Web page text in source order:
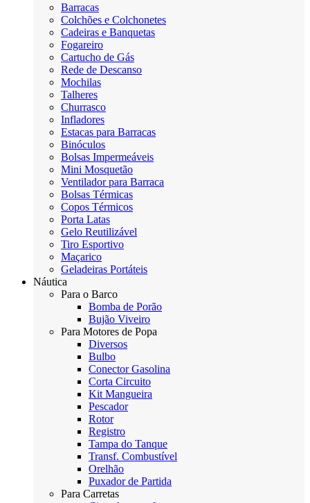
Barracas
Colchões e Colchonetes
Cadeiras e Banquetas
Fogareiro
Cartucho de Gás
Rede de Descanso
Mochilas
Talheres
Churrasco
Infladores
Estacas para Barracas
Binóculos
Bolsas Impermeáveis
Mini Mosquetão
Ventilador para Barraca
Bolsas Térmicas
Copos Térmicos
Porta Latas
Gelo Reutilizável
Tiro Esportivo
Maçarico
Geladeiras Portáteis
Náutica
Para o Barco
Bomba de Porão
Bujão Viveiro
Para Motores de Popa
Diversos
Bulbo
Conector Gasolina
Corta Circuito
Kit Mangueira
Pescador
Rotor
Registro
Tampa do Tanque
Transf. Combustível
Orelhão
Puxador de Partida
Para Carretas